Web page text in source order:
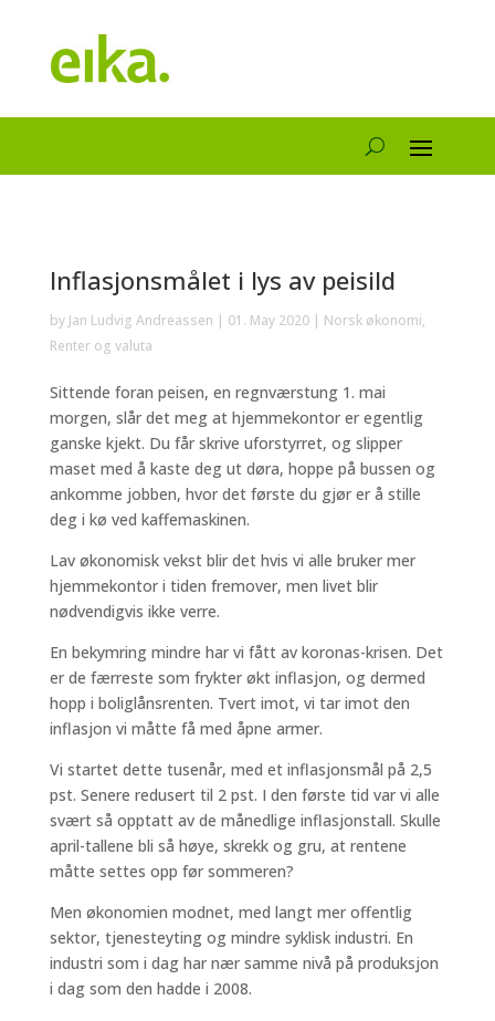
Inflasjonsmålet i lys av peisild
by Jan Ludvig Andreassen | 01. May 2020| Norsk økonomi,
Renter og valuta
Sittende foran peisen, en regnværstung 1. mai
morgen, slår det meg at hjemmekontor er egentlig
ganske kjekt. Du får skrive uforstyrret, og slipper
maset med å kaste deg ut døra, hoppe på bussen og
ankomme jobben, hvor det første du gjør er å stille
deg i kø ved kaffemaskinen.
Lav økonomisk vekst blir det hvis vi alle bruker mer
hjemmekontor i tiden fremover, men livet blir
nødvendigvis ikke verre.
En bekymring mindre har vi fått av koronas-krisen. Det
er de færreste som frykter økt inflasjon, og dermed
hopp i boliglånsrenten. Tvert imot, vi tar imot den
inflasjon vi måtte få med åpne armer.
Vi startet dette tusenår, med et inflasjonsmål på 2,5
pst. Senere redusert til 2 pst. I den første tid var vi alle
svært så opptatt av de månedlige inflasjonstall. Skulle
april-tallene bli så høye, skrekk og gru, at rentene
måtte settes opp før sommeren?
Men økonomien modnet, med langt mer offentlig
sektor, tjenesteyting og mindre syklisk industri. En
industri som i dag har nær samme nivå på produksjon
i dag som den hadde i 2008.